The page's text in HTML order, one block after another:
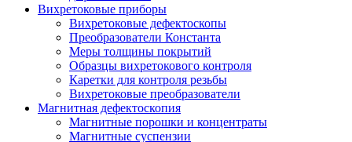
Вихретоковые приборы
Вихретоковые дефектоскопы
Преобразователи Константа
Меры толщины покрытий
Образцы вихретокового контроля
Каретки для контроля резьбы
Вихретоковые преобразователи
Магнитная дефектоскопия
Магнитные порошки и концентраты
Магнитные суспензии